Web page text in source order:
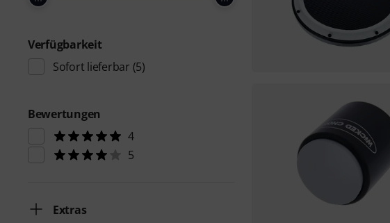
Verfügbarkeit
Sofort lieferbar (5)
Bewertungen
4
5
Extras